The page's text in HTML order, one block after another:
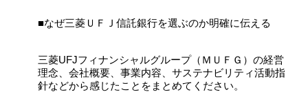
■なぜ三菱ＵＦＪ信託銀行を選ぶのか明確に伝える
三菱UFJフィナンシャルグループ（ＭＵＦＧ）の経営
理念、会社概要、事業内容、サステナビリティ活動指
針などから感じたことをまとめてください。